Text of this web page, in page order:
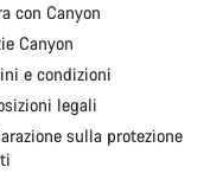
con Canyon
Canyon
e condizioni
legali
sulla protezione